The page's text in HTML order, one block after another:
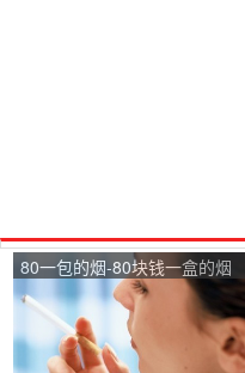
80一包的烟-80块钱一盒的烟
两个字的有什么烟